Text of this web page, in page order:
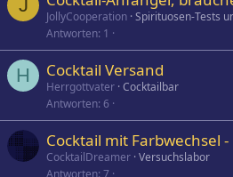
J
JollyCooperation Spirituosen-Tests
Antworten 1
H Cocktail Versand
Herrgottvater Cocktailbar
Antworten 6
Cocktail mit Farbwechsel -
CocktailDreamer Versuchslabor
Antworten 7